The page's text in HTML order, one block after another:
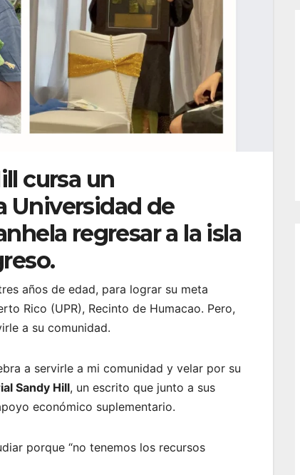
cursa un
Universidad de
regresar a la isla
años de edad, para lograr su meta
Rico (UPR), Recinto de Humacao. Pero,
a su comunidad.
a servirle a mi comunidad y velar por su
Sandy Hill, un escrito que junto a sus
económico suplementario.
porque “no tenemos los recursos